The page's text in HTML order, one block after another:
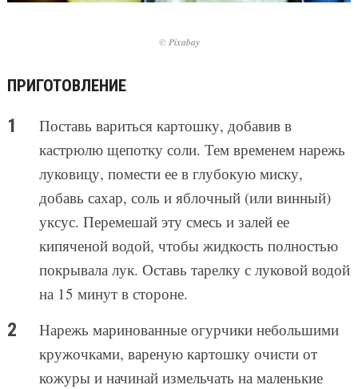
© Pixabay
ПРИГОТОВЛЕНИЕ
Поставь вариться картошку, добавив в
кастрюлю щепотку соли. Тем временем нарежь
луковицу, помести ее в глубокую миску,
добавь сахар, соль и яблочный (или винный)
уксус. Перемешай эту смесь и залей ее
кипяченой водой, чтобы жидкость полностью
покрывала лук. Оставь тарелку с луковой водой
на 15 минут в стороне.
Нарежь маринованные огурчики небольшими
кружочками, вареную картошку очисти от
кожуры и начинай измельчать на маленькие